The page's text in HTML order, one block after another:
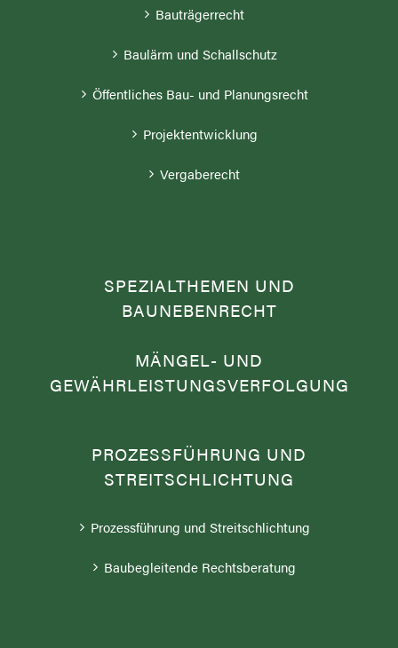
Bauträgerrecht
Baulärm und Schallschutz
Öffentliches Bau- und Planungsrecht
Projektentwicklung
Vergaberecht
SPEZIALTHEMEN UND
BAUNEBENRECHT
MÄNGEL- UND
GEWÄHRLEISTUNGSVERFOLGUNG
PROZESSFÜHRUNG UND
STREITSCHLICHTUNG
Prozessführung und Streitschlichtung
Baubegleitende Rechtsberatung